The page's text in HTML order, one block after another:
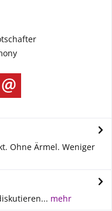
Ohne Ärmel. Weniger
mehr